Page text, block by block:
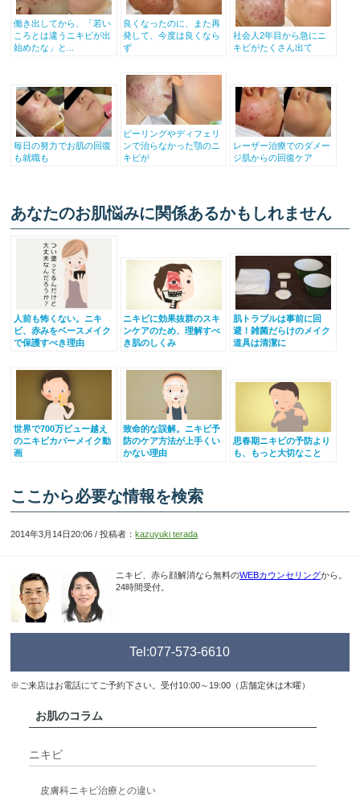
働き出してから、「若い
ころとは違うニキビが出
始めたな」と...
良くなったのに、また再
発して、今度は良くなら
ず
社会人2年目から急にニ
キビがたくさん出て
毎日の努力でお肌の回復
も就職も
ピーリングやディフェリ
ンで治らなかった顎のニ
キビが
レーザー治療でのダメー
ジ肌からの回復ケア
あなたのお肌悩みに関係あるかもしれません
人前も怖くない。ニキ
ビ、赤みをベースメイク
で保護すべき理由
ニキビに効果抜群のスキ
ンケアのため、理解すべ
き肌のしくみ
肌トラブルは事前に回
避！雑菌だらけのメイク
道具は清潔に
世界で700万ビュー越え
のニキビカバーメイク動
画
致命的な誤解。ニキビ予
防のケア方法が上手くい
かない理由
思春期ニキビの予防より
も、もっと大切なこと
ここから必要な情報を検索
2014年3月14日20:06 / 投稿者：kazuyuki terada
ニキビ、赤ら顔解消なら無料のWEBカウンセリングから。
24時間受付。
Tel:077-573-6610
※ご来店はお電話にてご予約下さい。受付10:00～19:00（店舗定休は木曜）
お肌のコラム
ニキビ
皮膚科ニキビ治療との違い